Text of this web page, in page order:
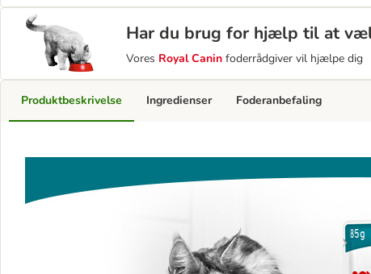
Har du brug for hjælp til at
Vores Royal Canin foderrådgiver vil hjælpe dig
Produktbeskrivelse Ingredienser Foderanbefaling